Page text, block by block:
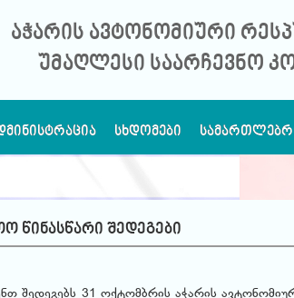
აჭარის ავტონომიური
უმაღლესი საარჩევნო
ᲡᲮᲓᲝᲛᲔᲑᲘ
წინასწარი შედეგები
შედეგებს 31 ოქტომბრის აჭარის